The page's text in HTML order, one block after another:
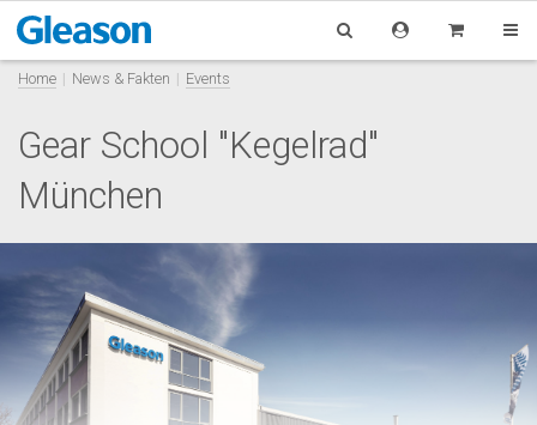
Home News & Fakten Events
Gear School "Kegelrad"
München